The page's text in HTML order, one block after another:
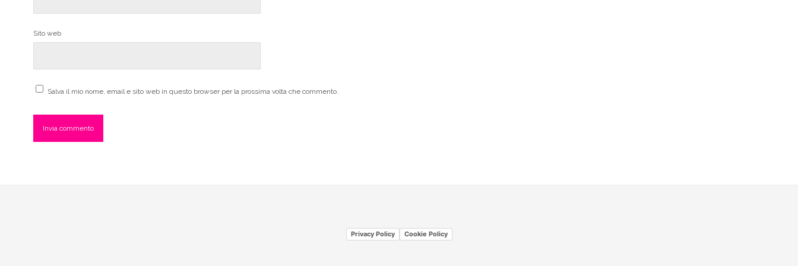
Sito web
Salva il mio nome, email e sito web in questo browser per la prossima volta che commento.
Privacy Policy Cookie Policy